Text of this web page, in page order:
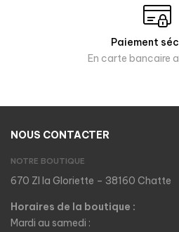
Paiement
En carte bancaire
NOUS CONTACTER
NOTRE BOUTIQUE
670 ZI la Gloriette – 38160 Chatte
Horaires de la boutique :
Mardi au samedi :